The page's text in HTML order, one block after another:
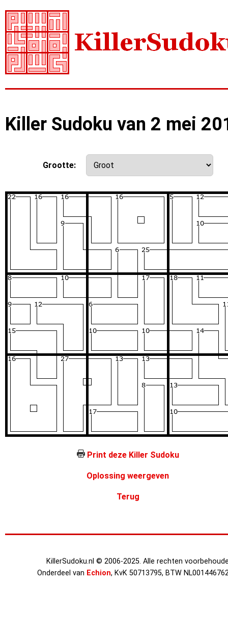
Killer Sudoku van 2 mei
Grootte:
Print deze Killer Sudoku
Oplossing weergeven
Terug
KillerSudoku.nl © 2006-2025. Alle rechten
Onderdeel van Echion, KvK 50713795, BTW